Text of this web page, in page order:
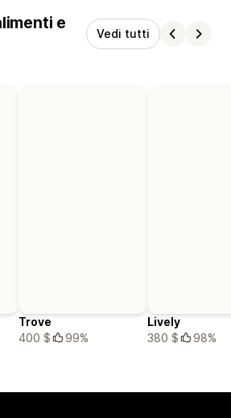
e
Vedi tutti
Trove
400 $
99%
Lively
380 $
98%